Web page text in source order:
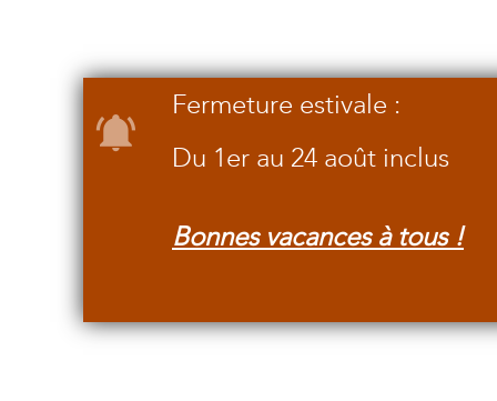
Fermeture estivale :
Du 1er au 24 août inclus
Bonnes vacances à tous !